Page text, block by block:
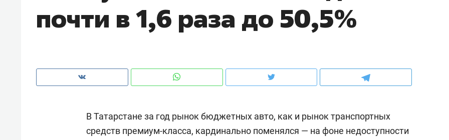
почти в 1,6 раза до 50,5%
В Татарстане за год рынок бюджетных авто, как и рынок транспортных
средств премиум-класса, кардинально поменялся — на фоне недоступности
рынки, почему надо знать аксакалов и
чем интересен Оман?
о трехкратном росте цен, дотошных
клиентах и чудных запросах мастеров